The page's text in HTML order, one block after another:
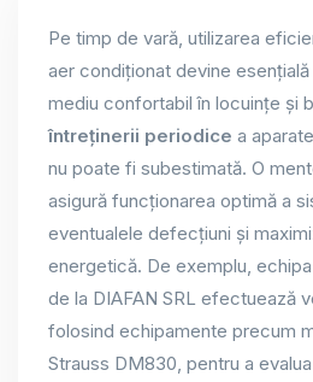
Pe timp de vară, utilizarea
aer condiționat devine
mediu confortabil în locuințe și
întreținerii periodice a
nu poate fi subestimată. O
asigură funcționarea optimă a
eventualele defecțiuni și
energetică. De exemplu,
de la DIAFAN SRL efectuează
folosind echipamente precum
Strauss DM830, pentru a